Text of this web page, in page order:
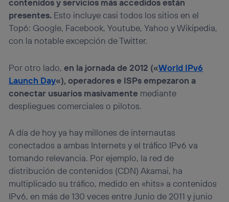
contenidos y servicios más accedidos están
presentes. Esto incluye casi todos los sitios en el
Top6: Google, Facebook, Youtube, Yahoo y Wikipedia,
con la notable excepción de Twitter.
Por otro lado, en la jornada de 2012 («World IPv6
Launch Day«), operadores e ISPs empezaron a
conectar usuarios masivamente mediante
despliegues comerciales o pilotos.
A día de hoy ya hay millones de internautas
conectados a ambas Internets y el tráfico IPv6 va
tomando relevancia. Por ejemplo, la red de
distribución de contenidos (CDN) Akamai, ha
multiplicado su tráfico, medido en «hits» a contenidos
IPv6, en más de 130 veces entre Junio de 2011 y junio